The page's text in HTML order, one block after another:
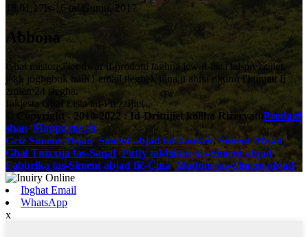
18,01,17Is-16 ta’ Ġunju, 2017
Abbona
Għal mistoqsijiet dwar il-prodotti tagħna jew il-lista tal-prezzijiet,
jekk jogħġbok ħalli l-email tiegħek lilna u aħna nkunu f'kuntatt fi
żmien 24 siegħa.
Inkjesta Għal Lista tal-Prezzijiet
© Copyright - 2010-2022 : Id-Drittijiet kollha Riżervati.Prodotti
sħan Mappa tas-sit
Griż Siment Abjad, Siment abjad tal-konkrit, Siment Abjad
Għal Tnixxija tas-Saqaf, Putty tal-Ħitan tas-Siment abjad,
Fabbrika tas-Siment abjad fiċ-Ċina, Madum tas-Siment abjad,
Ibgħat Email
WhatsApp
x